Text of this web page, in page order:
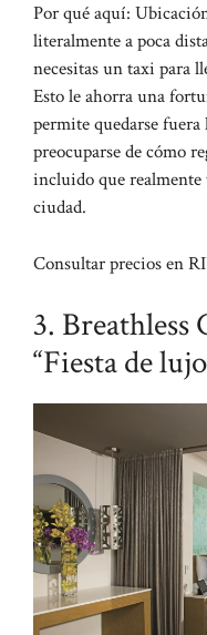
Por qué aquí:
literalmente a poca
necesitas un taxi para
Esto le ahorra una
permite quedarse
preocuparse de cómo
incluido que realmente
ciudad.
Consultar precios en
3. Breathless
“Fiesta de